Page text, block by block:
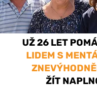
UŽ 26 LET
LIDEM S
ŽÍT